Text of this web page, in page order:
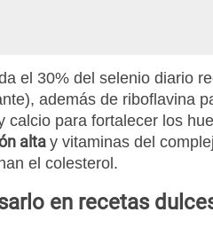
el 30% del selenio diario
además de riboflavina
calcio para fortalecer los
alta y vitaminas del
el colesterol.
en recetas